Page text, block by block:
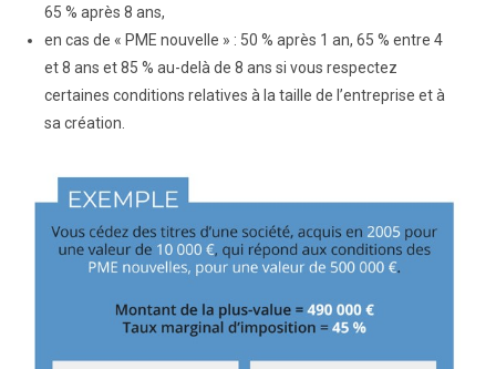
65 % après 8 ans,
en cas de « PME nouvelle » : 50 % après 1 an, 65 % entre 4
et 8 ans et 85 % au-delà de 8 ans si vous respectez
certaines conditions relatives à la taille de l’entreprise et à
sa création.